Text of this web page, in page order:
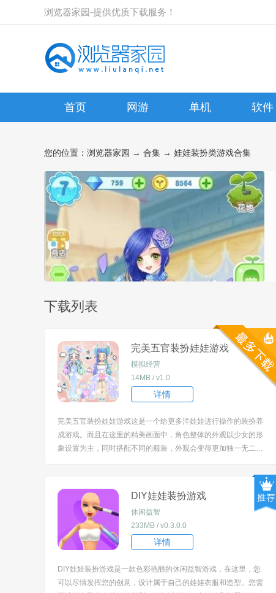
浏览器家园-提供优质下载服务！
首页 网游 单机 软件
您的位置： 浏览器家园 → 合集 → 娃娃装扮类游戏合集
下载列表
完美五官装扮娃娃游戏
模拟经营
14MB / v1.0
详情
完美五官装扮娃娃游戏这是一个给更多洋娃娃进行操作的装扮养
成游戏。而且在这里的精美画面中，角色整体的外观以少女的形
象设置为主，同时搭配不同的服装，外观会变得更加独一无二。
体...
DIY娃娃装扮游戏
休闲益智
233MB / v0.3.0.0
详情
DIY娃娃装扮游戏是一款色彩艳丽的休闲益智游戏，在这里，您
可以尽情发挥您的创意，设计属于自己的娃娃衣服和造型。您需